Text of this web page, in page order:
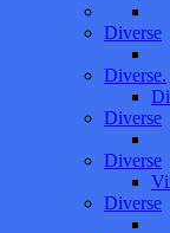
Diverse
Diverse.
Diverse
Diverse
Diverse